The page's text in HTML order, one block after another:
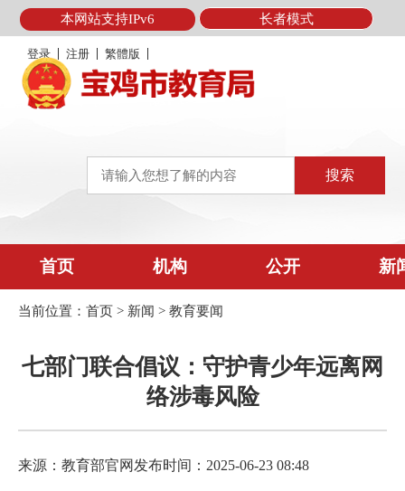
本网站支持IPv6 长者模式
登录 注册 繁體版
首页 机构 公开 新
当前位置： 首页 > 新闻 > 教育要闻
七部门联合倡议：守护青少年远离网
络涉毒风险
来源：教育部官网 发布时间：2025-06-23 08:48